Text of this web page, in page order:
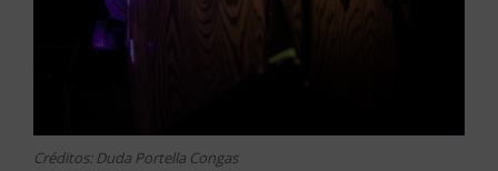
Créditos: Duda Portella Congas